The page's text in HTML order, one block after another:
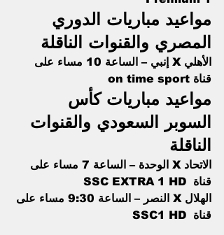
مواعيد مباريات الدوري
المصري والقنوات الناقلة
الأهلي X إنبي – الساعة 10 مساء على
قناة on time sport
مواعيد مباريات كأس
السوبر السعودي والقنوات
الناقلة
الاتحاد X الوحدة – الساعة 7 مساء على
قناة  SSC EXTRA 1 HD
الهلال X النصر – الساعة 9:30 مساء على
قناة  SSC1 HD